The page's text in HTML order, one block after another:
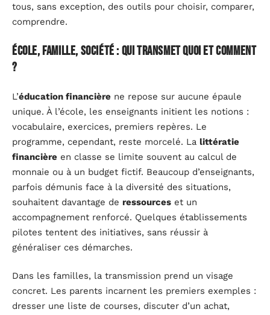
tous, sans exception, des outils pour choisir, comparer,
comprendre.
École, famille, société : qui transmet quoi et comment
?
L’éducation financière ne repose sur aucune épaule
unique. À l’école, les enseignants initient les notions :
vocabulaire, exercices, premiers repères. Le
programme, cependant, reste morcelé. La littératie
financière en classe se limite souvent au calcul de
monnaie ou à un budget fictif. Beaucoup d’enseignants,
parfois démunis face à la diversité des situations,
souhaitent davantage de ressources et un
accompagnement renforcé. Quelques établissements
pilotes tentent des initiatives, sans réussir à
généraliser ces démarches.
Dans les familles, la transmission prend un visage
concret. Les parents incarnent les premiers exemples :
dresser une liste de courses, discuter d’un achat,